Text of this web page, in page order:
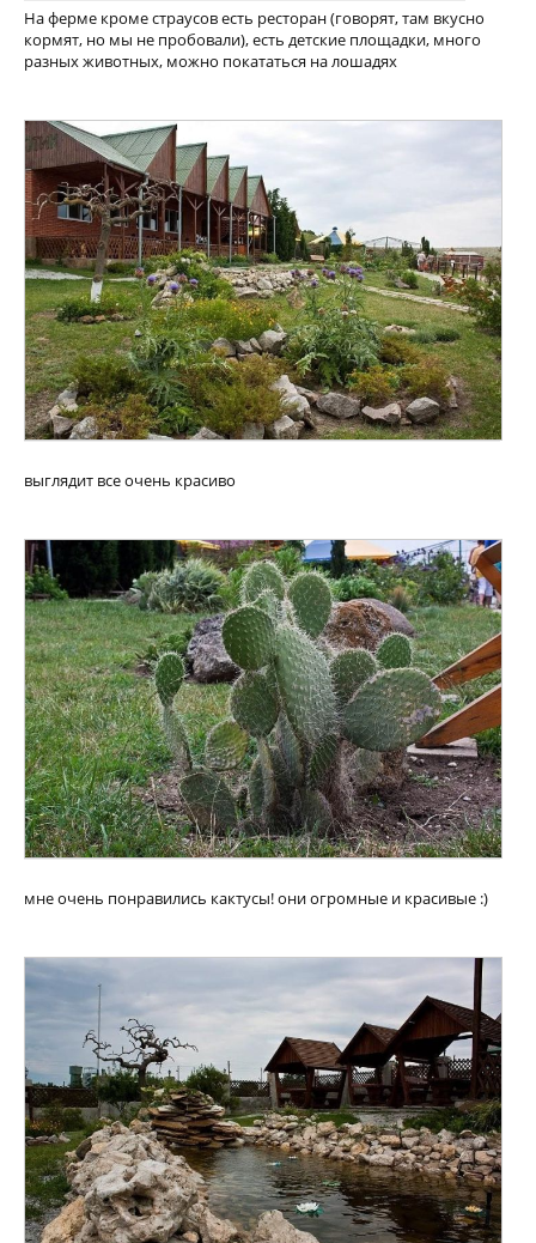
На ферме кроме страусов есть ресторан (говорят, там вкусно
кормят, но мы не пробовали), есть детские площадки, много
разных животных, можно покататься на лошадях
выглядит все очень красиво
мне очень понравились кактусы! они огромные и красивые :)